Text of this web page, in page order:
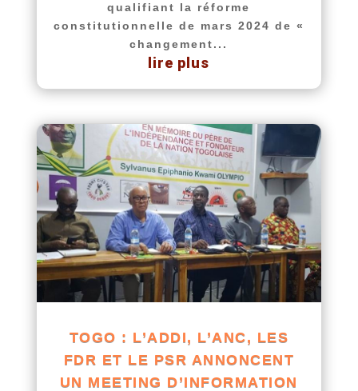
qualifiant la réforme
constitutionnelle de mars 2024 de «
changement...
lire plus
TOGO : L’ADDI, L’ANC, LES
FDR ET LE PSR ANNONCENT
UN MEETING D’INFORMATION